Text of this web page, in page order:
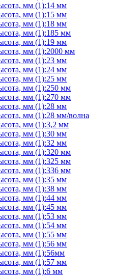
мм (1):14 мм
мм (1):15 мм
мм (1):18 мм
мм (1):185 мм
мм (1):19 мм
мм (1):2000 мм
мм (1):23 мм
мм (1):24 мм
мм (1):25 мм
мм (1):250 мм
мм (1):270 мм
мм (1):28 мм
мм (1):28 мм/волна
мм (1):3,2 мм
мм (1):30 мм
мм (1):32 мм
мм (1):320 мм
мм (1):325 мм
мм (1):336 мм
мм (1):35 мм
мм (1):38 мм
мм (1):44 мм
мм (1):45 мм
мм (1):53 мм
мм (1):54 мм
мм (1):55 мм
мм (1):56 мм
мм (1):56мм
мм (1):57 мм
мм (1):6 мм